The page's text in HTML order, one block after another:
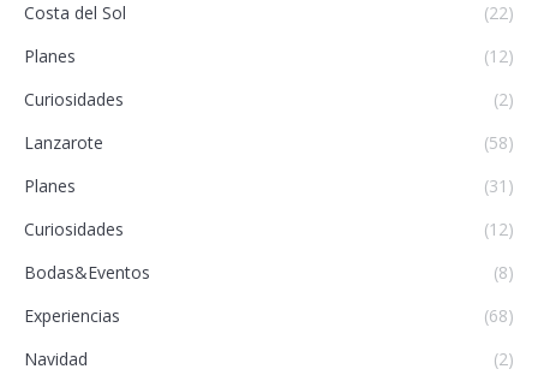
Costa del Sol
(22)
Planes
(12)
Curiosidades
(2)
Lanzarote
(58)
Planes
(31)
Curiosidades
(12)
Bodas&Eventos
(8)
Experiencias
(68)
Navidad
(2)